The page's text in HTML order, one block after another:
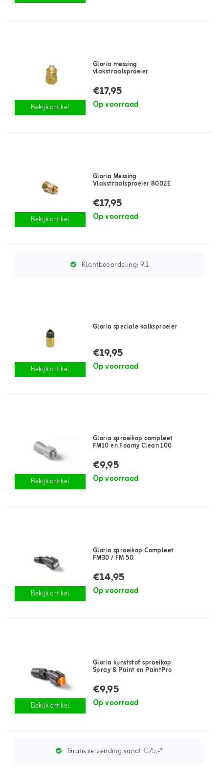
Bekijk artikel
Gloria messing
vlakstraalsproeier
€17,95
Op voorraad
Bekijk artikel
Gloria Messing
Vlakstraalsproeier 8002E
€17,95
Op voorraad
Klantbeoordeling:9.1
Bekijk artikel
Gloria speciale kalksproeier
€19,95
Op voorraad
Bekijk artikel
Gloria sproeikop compleet
FM10 en Foamy Clean 100
€9,95
Op voorraad
Bekijk artikel
Gloria sproeikop Compleet
FM30 / FM 50
€14,95
Op voorraad
Bekijk artikel
Gloria kunststof sproeikop
Spray & Paint en PaintPro
€9,95
Op voorraad
Gratis verzending vanaf €75,-*